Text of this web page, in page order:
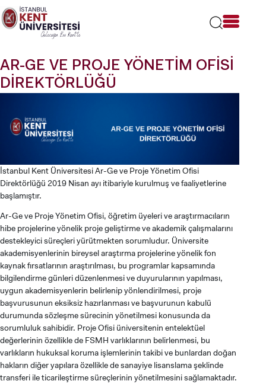
Lütfen
dikkat:
Bu
bir
erişilebilirlik
sistemi
AR-GE VE PROJE YÖNETİM OFİSİ
DİREKTÖRLÜĞÜ
İstanbul Kent Üniversitesi Ar-Ge ve Proje Yönetim Ofisi
Direktörlüğü 2019 Nisan ayı itibariyle kurulmuş ve faaliyetlerine
başlamıştır.
Ar-Ge ve Proje Yönetim Ofisi, öğretim üyeleri ve araştırmacıların
hibe projelerine yönelik proje geliştirme ve akademik çalışmalarını
destekleyici süreçleri yürütmekten sorumludur. Üniversite
akademisyenlerinin bireysel araştırma projelerine yönelik fon
kaynak fırsatlarının araştırılması, bu programlar kapsamında
bilgilendirme günleri düzenlenmesi ve duyurularının yapılması,
uygun akademisyenlerin belirlenip yönlendirilmesi, proje
başvurusunun eksiksiz hazırlanması ve başvurunun kabulü
durumunda sözleşme sürecinin yönetilmesi konusunda da
sorumluluk sahibidir. Proje Ofisi üniversitenin entelektüel
değerlerinin özellikle de FSMH varlıklarının belirlenmesi, bu
varlıkların hukuksal koruma işlemlerinin takibi ve bunlardan doğan
hakların diğer yapılara özellikle de sanayiye lisanslama şeklinde
transferi ile ticarileştirme süreçlerinin yönetilmesini sağlamaktadır.